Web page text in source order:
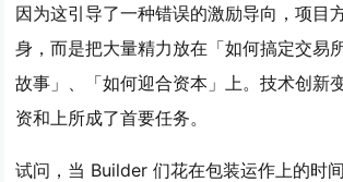
因为这引导了一种错误的激励导向，项目
身，而是把大量精力放在「如何搞定交易
故事」、「如何迎合资本」上。技术创新
资和上所成了首要任务。
试问，当 Builder 们花在包装运作上的时